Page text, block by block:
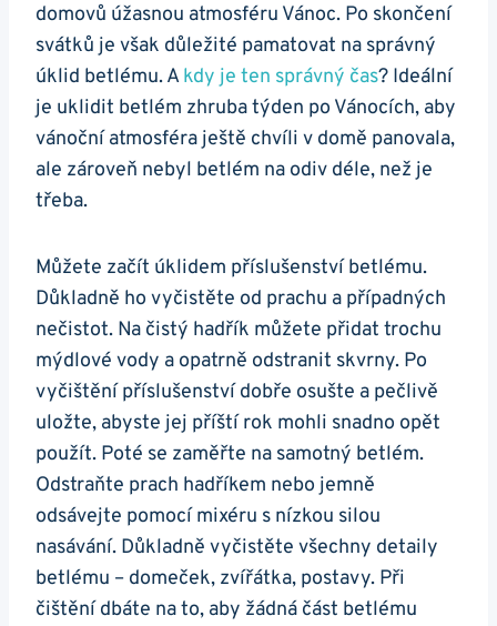
domovů úžasnou atmosféru Vánoc. Po skončení
svátků je však důležité pamatovat na správný
úklid betlému. Akdy je ten správný čas? Ideální
je uklidit betlém zhruba týden po Vánocích, aby
vánoční atmosféra ještě chvíli v domě panovala,
ale zároveň nebyl betlém na odiv déle, než je
třeba.
Můžete začít úklidem příslušenství betlému.
Důkladně ho vyčistěte od prachu a případných
nečistot. Na čistý hadřík můžete přidat trochu
mýdlové vody a opatrně odstranit skvrny. Po
vyčištění příslušenství dobře osušte a pečlivě
uložte, abyste jej příští rok mohli snadno opět
použít. Poté se zaměřte na samotný betlém.
Odstraňte prach hadříkem nebo jemně
odsávejte pomocí mixéru s nízkou silou
nasávání. Důkladně vyčistěte všechny detaily
betlému – domeček, zvířátka, postavy. Při
čištění dbáte na to, aby žádná část betlému